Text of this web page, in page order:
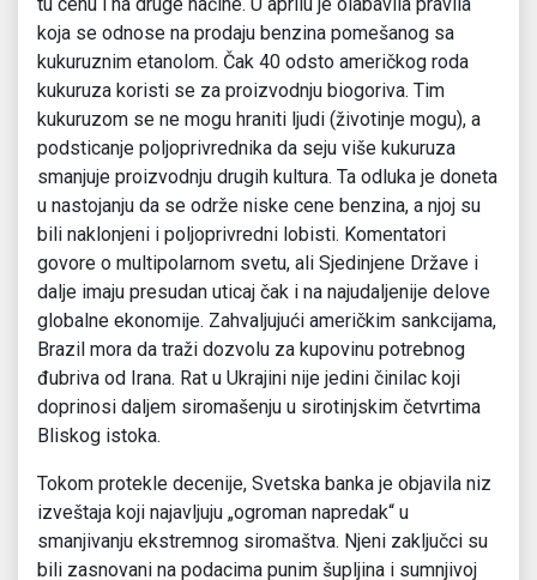
tu cenu i na druge načine. U aprilu je olabavila pravila
koja se odnose na prodaju benzina pomešanog sa
kukuruznim etanolom. Čak 40 odsto američkog roda
kukuruza koristi se za proizvodnju biogoriva. Tim
kukuruzom se ne mogu hraniti ljudi (životinje mogu), a
podsticanje poljoprivrednika da seju više kukuruza
smanjuje proizvodnju drugih kultura. Ta odluka je doneta
u nastojanju da se održe niske cene benzina, a njoj su
bili naklonjeni i poljoprivredni lobisti. Komentatori
govore o multipolarnom svetu, ali Sjedinjene Države i
dalje imaju presudan uticaj čak i na najudaljenije delove
globalne ekonomije. Zahvaljujući američkim sankcijama,
Brazil mora da traži dozvolu za kupovinu potrebnog
đubriva od Irana. Rat u Ukrajini nije jedini činilac koji
doprinosi daljem siromašenju u sirotinjskim četvrtima
Bliskog istoka.
Tokom protekle decenije, Svetska banka je objavila niz
izveštaja koji najavljuju „ogroman napredak“ u
smanjivanju ekstremnog siromaštva. Njeni zaključci su
bili zasnovani na podacima punim šupljina i sumnjivoj